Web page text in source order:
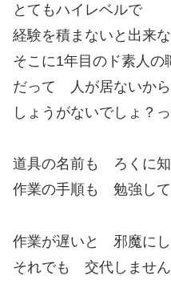
とてもハイレベルで
経験を積まないと出来
そこに1年目のド素人の
だって 人が居ないから
しょうがないでしょ？っ
道具の名前も ろくに
作業の手順も 勉強し
作業が遅いと 邪魔に
それでも 交代しませ